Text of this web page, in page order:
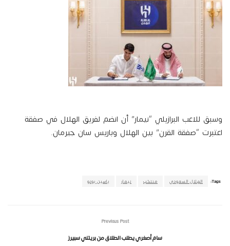
وسبق للاعب البرازيلي “نيمار” أن انضم لفريق الهلال في صفقة
اعتبرت “صفقة القرن” بين الهلال وباريس سان جيرمان.
Tags: الهلال السعودي منتخب نيمار ياسين بونو
Previous Post
سام أصغري يطلب الطلاق من بريتني سبيرز